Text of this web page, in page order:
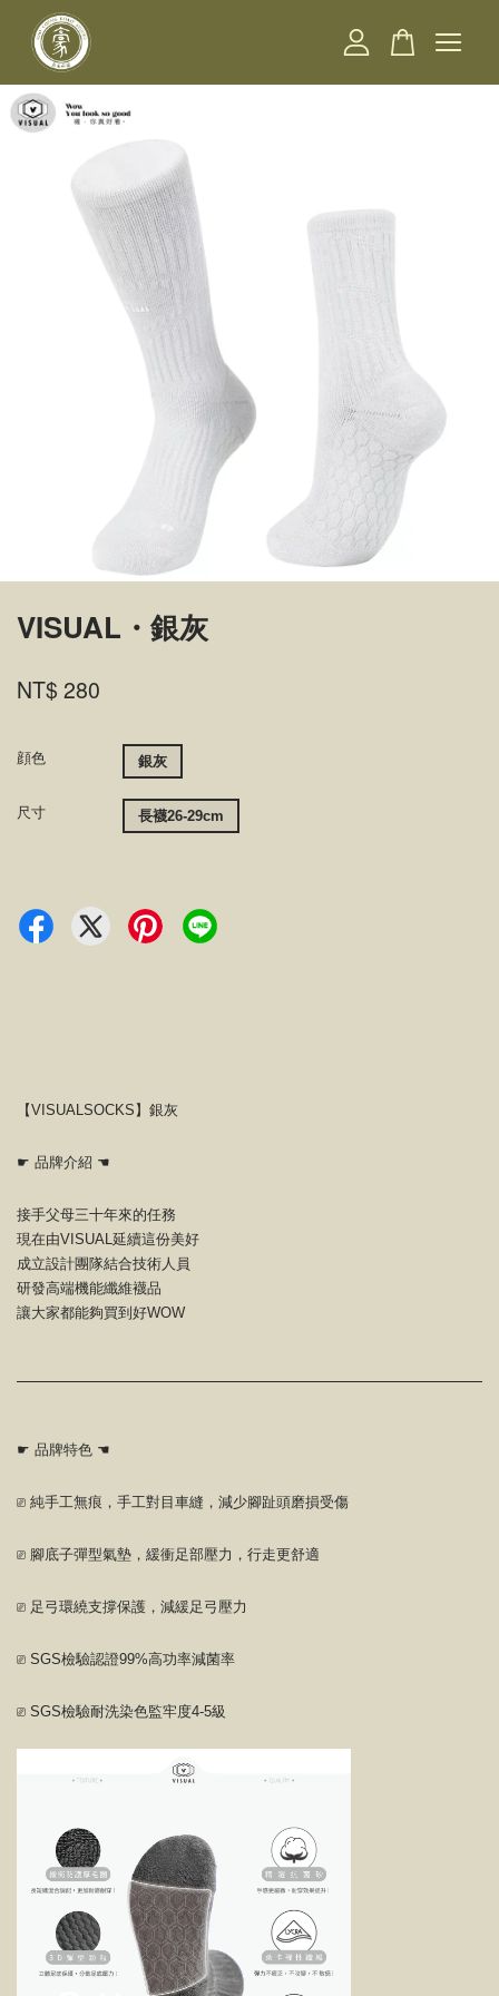
VISUAL・銀灰
NT$ 280
顔色 銀灰
尺寸 長襪26-29cm
【VISUALSOCKS】銀灰
☛ 品牌介紹 ☚
接手父母三十年來的任務
現在由VISUAL延續這份美好
成立設計團隊結合技術人員
研發高端機能纖維襪品
讓大家都能夠買到好WOW
☛ 品牌特色 ☚
⎚ 純手工無痕，手工對目車縫，減少腳趾頭磨損受傷
⎚ 腳底子彈型氣墊，緩衝足部壓力，行走更舒適
⎚ 足弓環繞支撐保護，減緩足弓壓力
⎚ SGS檢驗認證99%高功率減菌率
⎚ SGS檢驗耐洗染色監牢度4-5級
您的購物車目前還是空的。